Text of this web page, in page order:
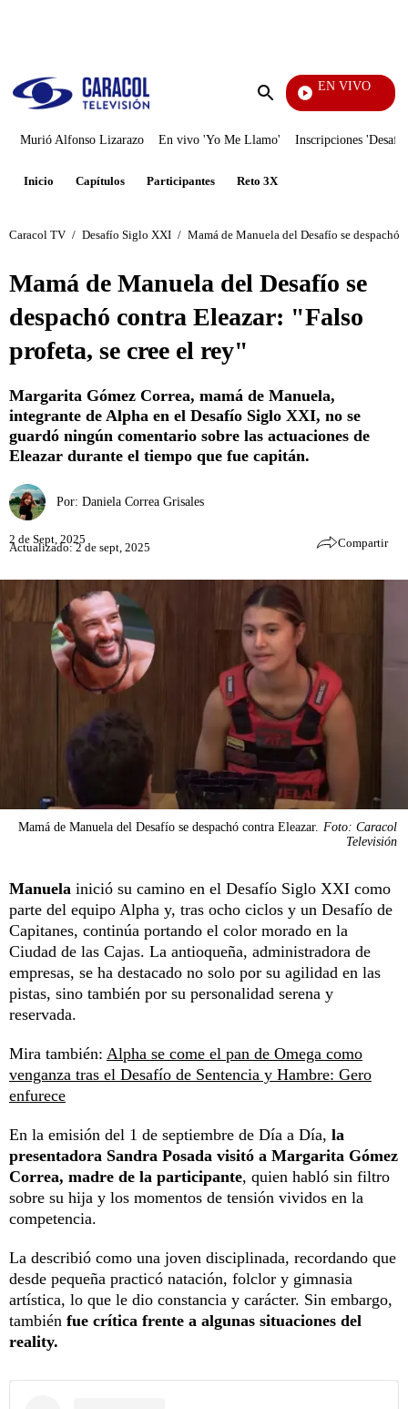
Enviar
EN VIVO
Murió Alfonso Lizarazo En vivo 'Yo Me Llamo' Inscripciones
Inicio Capítulos Participantes Reto 3X
Caracol TV / Desafío Siglo XXI / Mamá de Manuela del Desafío se despachó
Mamá de Manuela del Desafío se
despachó contra Eleazar: "Falso
profeta, se cree el rey"
Margarita Gómez Correa, mamá de Manuela,
integrante de Alpha en el Desafío Siglo XXI, no se
guardó ningún comentario sobre las actuaciones de
Eleazar durante el tiempo que fue capitán.
Por: Daniela Correa Grisales
2 de Sept, 2025
Actualizado: 2 de sept, 2025 Compartir
Mamá de Manuela del Desafío se despachó contra Eleazar. Foto: Caracol
Televisión
Manuela inició su camino en el Desafío Siglo XXI como
parte del equipo Alpha y, tras ocho ciclos y un Desafío de
Capitanes, continúa portando el color morado en la
Ciudad de las Cajas. La antioqueña, administradora de
empresas, se ha destacado no solo por su agilidad en las
pistas, sino también por su personalidad serena y
reservada.
Mira también: Alpha se come el pan de Omega como
venganza tras el Desafío de Sentencia y Hambre: Gero
enfurece
En la emisión del 1 de septiembre de Día a Día, la
presentadora Sandra Posada visitó a Margarita Gómez
Correa, madre de la participante, quien habló sin filtro
sobre su hija y los momentos de tensión vividos en la
competencia.
La describió como una joven disciplinada, recordando que
desde pequeña practicó natación, folclor y gimnasia
artística, lo que le dio constancia y carácter. Sin embargo,
también fue crítica frente a algunas situaciones del
reality.